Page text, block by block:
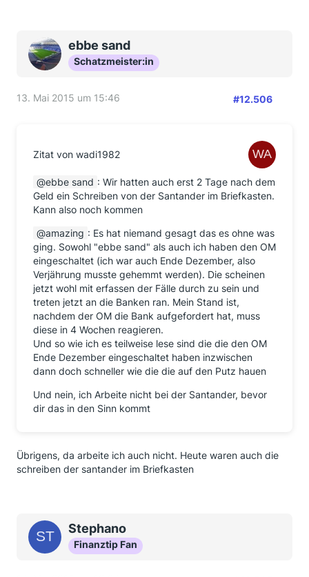
ebbe sand
Schatzmeister:in
13. Mai 2015 um 15:46 #12.506
Zitat von wadi1982
ebbe sand : Wir hatten auch erst 2 Tage nach dem
Geld ein Schreiben von der Santander im Briefkasten.
Kann also noch kommen
amazing : Es hat niemand gesagt das es ohne was
ging. Sowohl "ebbe sand" als auch ich haben den OM
eingeschaltet (ich war auch Ende Dezember, also
Verjährung musste gehemmt werden). Die scheinen
jetzt wohl mit erfassen der Fälle durch zu sein und
treten jetzt an die Banken ran. Mein Stand ist,
nachdem der OM die Bank aufgefordert hat, muss
diese in 4 Wochen reagieren.
Und so wie ich es teilweise lese sind die die den OM
Ende Dezember eingeschaltet haben inzwischen
dann doch schneller wie die die auf den Putz hauen
Und nein, ich Arbeite nicht bei der Santander, bevor
dir das in den Sinn kommt
Übrigens, da arbeite ich auch nicht. Heute waren auch die
schreiben der santander im Briefkasten
Stephano
Finanztip Fan